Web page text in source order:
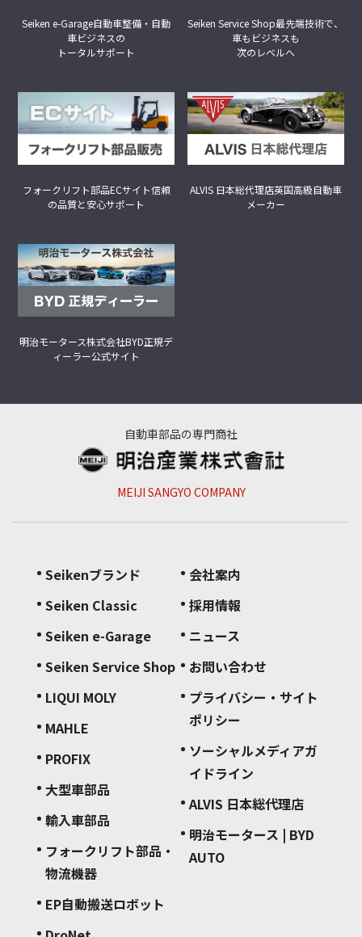
Seiken e-Garage自動車整備・自動
車ビジネスの
トータルサポート
Seiken Service Shop最先端技術で、
車もビジネスも
次のレベルへ
フォークリフト部品ECサイト信頼
の品質と安心サポート
ALVIS 日本総代理店英国高級自動車
メーカー
明治モータース株式会社BYD正規デ
ィーラー公式サイト
自動車部品の専門商社
MEIJI SANGYO COMPANY
Seikenブランド
Seiken Classic
Seiken e-Garage
Seiken Service Shop
LIQUI MOLY
MAHLE
PROFIX
大型車部品
輸入車部品
フォークリフト部品・
物流機器
EP自動搬送ロボット
会社案内
採用情報
ニュース
お問い合わせ
プライバシー・サイト
ポリシー
ソーシャルメディアガ
イドライン
ALVIS 日本総代理店
明治モータース | BYD
AUTO